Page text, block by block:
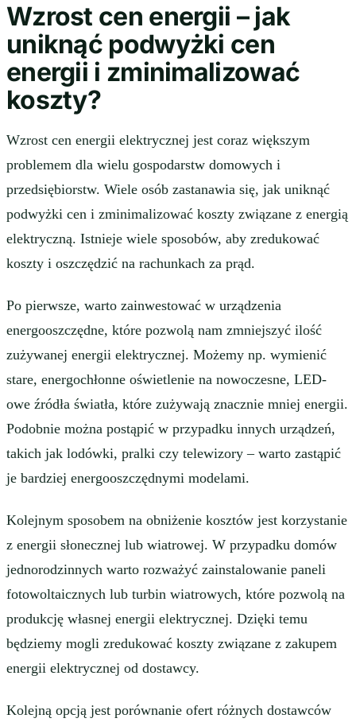
Wzrost cen energii – jak
uniknąć podwyżki cen
energii i zminimalizować
koszty?
Wzrost cen energii elektrycznej jest coraz większym
problemem dla wielu gospodarstw domowych i
przedsiębiorstw. Wiele osób zastanawia się, jak uniknąć
podwyżki cen i zminimalizować koszty związane z energią
elektryczną. Istnieje wiele sposobów, aby zredukować
koszty i oszczędzić na rachunkach za prąd.
Po pierwsze, warto zainwestować w urządzenia
energooszczędne, które pozwolą nam zmniejszyć ilość
zużywanej energii elektrycznej. Możemy np. wymienić
stare, energochłonne oświetlenie na nowoczesne, LED-
owe źródła światła, które zużywają znacznie mniej energii.
Podobnie można postąpić w przypadku innych urządzeń,
takich jak lodówki, pralki czy telewizory – warto zastąpić
je bardziej energooszczędnymi modelami.
Kolejnym sposobem na obniżenie kosztów jest korzystanie
z energii słonecznej lub wiatrowej. W przypadku domów
jednorodzinnych warto rozważyć zainstalowanie paneli
fotowoltaicznych lub turbin wiatrowych, które pozwolą na
produkcję własnej energii elektrycznej. Dzięki temu
będziemy mogli zredukować koszty związane z zakupem
energii elektrycznej od dostawcy.
Kolejną opcją jest porównanie ofert różnych dostawców